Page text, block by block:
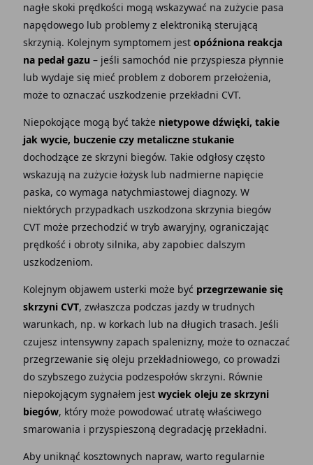
nagłe skoki prędkości mogą wskazywać na zużycie pasa
napędowego lub problemy z elektroniką sterującą
skrzynią. Kolejnym symptomem jest opóźniona reakcja
na pedał gazu – jeśli samochód nie przyspiesza płynnie
lub wydaje się mieć problem z doborem przełożenia,
może to oznaczać uszkodzenie przekładni CVT.
Niepokojące mogą być także nietypowe dźwięki, takie
jak wycie, buczenie czy metaliczne stukanie
dochodzące ze skrzyni biegów. Takie odgłosy często
wskazują na zużycie łożysk lub nadmierne napięcie
paska, co wymaga natychmiastowej diagnozy. W
niektórych przypadkach uszkodzona skrzynia biegów
CVT może przechodzić w tryb awaryjny, ograniczając
prędkość i obroty silnika, aby zapobiec dalszym
uszkodzeniom.
Kolejnym objawem usterki może być przegrzewanie się
skrzyni CVT, zwłaszcza podczas jazdy w trudnych
warunkach, np. w korkach lub na długich trasach. Jeśli
czujesz intensywny zapach spalenizny, może to oznaczać
przegrzewanie się oleju przekładniowego, co prowadzi
do szybszego zużycia podzespołów skrzyni. Równie
niepokojącym sygnałem jest wyciek oleju ze skrzyni
biegów, który może powodować utratę właściwego
smarowania i przyspieszoną degradację przekładni.
Aby uniknąć kosztownych napraw, warto regularnie